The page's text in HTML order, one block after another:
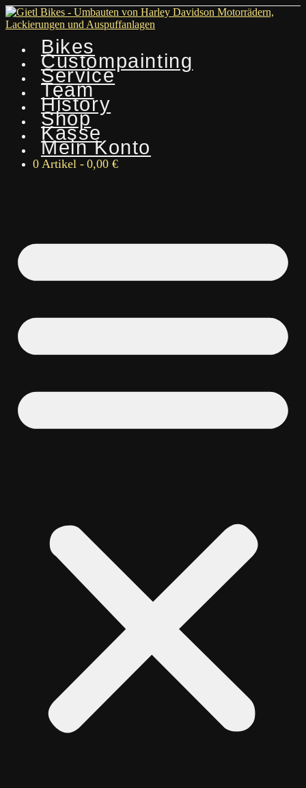
Bikes
Custompainting
Service
Team
History
Shop
Kasse
Mein Konto
0 Artikel 0,00 €